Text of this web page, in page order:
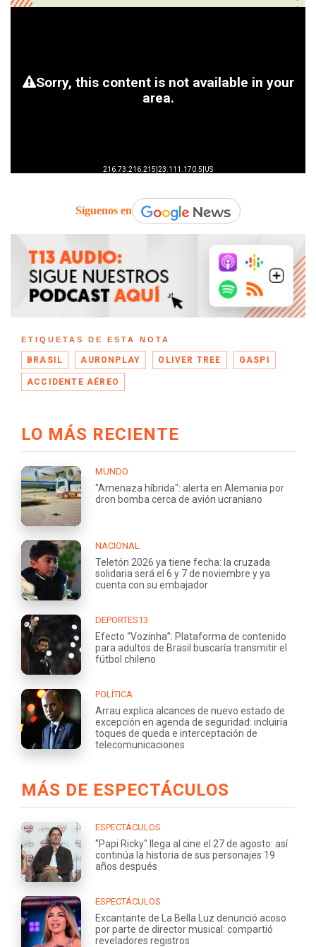
Síguenos en
ETIQUETAS DE ESTA NOTA
BRASIL AURONPLAY OLIVER TREE GASPI
ACCIDENTE AÉREO
LO MÁS RECIENTE
MUNDO
"Amenaza híbrida": alerta en Alemania por
dron bomba cerca de avión ucraniano
NACIONAL
Teletón 2026 ya tiene fecha: la cruzada
solidaria será el 6 y 7 de noviembre y ya
cuenta con su embajador
DEPORTES13
Efecto “Vozinha”: Plataforma de contenido
para adultos de Brasil buscaría transmitir el
fútbol chileno
POLÍTICA
Arrau explica alcances de nuevo estado de
excepción en agenda de seguridad: incluiría
toques de queda e interceptación de
telecomunicaciones
MÁS DE ESPECTÁCULOS
ESPECTÁCULOS
"Papi Ricky" llega al cine el 27 de agosto: así
continúa la historia de sus personajes 19
años después
ESPECTÁCULOS
Excantante de La Bella Luz denunció acoso
por parte de director musical: compartió
reveladores registros